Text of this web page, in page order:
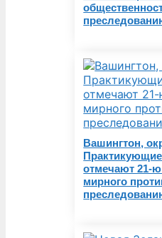
Вашингтон,
отмечают 21-
мирного